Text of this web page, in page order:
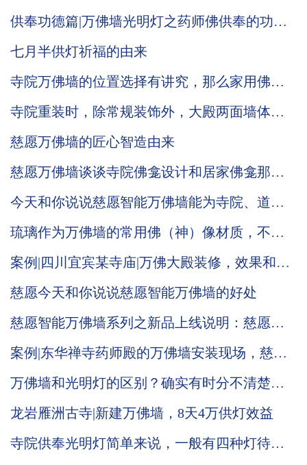
供奉功德篇|万佛墙光明灯之药师佛供奉的功德
七月半供灯祈福的由来
寺院万佛墙的位置选择有讲究，那么家用佛龛
寺院重装时，除常规装饰外，大殿两面墙体的
慈愿万佛墙的匠心智造由来
慈愿万佛墙谈谈寺院佛龛设计和居家佛龛那些
今天和你说说慈愿智能万佛墙能为寺院、道观
琉璃作为万佛墙的常用佛（神）像材质，不仅
案例|四川宜宾某寺庙|万佛大殿装修，效果和效
慈愿今天和你说说慈愿智能万佛墙的好处
慈愿智能万佛墙系列之新品上线说明：慈愿三
案例|东华禅寺药师殿的万佛墙安装现场，慈愿
万佛墙和光明灯的区别？确实有时分不清楚，
龙岩雁洲古寺|新建万佛墙，8天4万供灯效益
寺院供奉光明灯简单来说，一般有四种灯待由